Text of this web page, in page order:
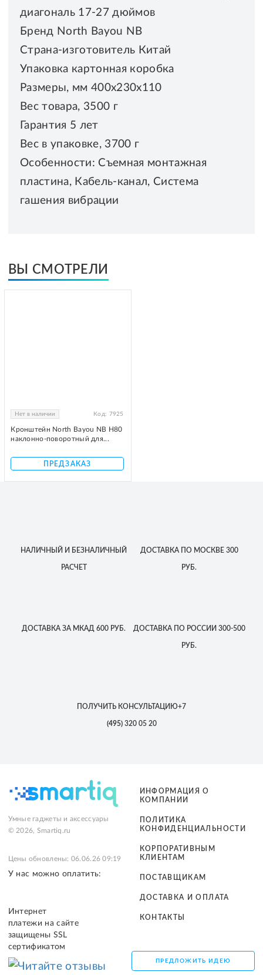
диагональ 17-27 дюймов
Бренд North Bayou NB
Страна-изготовитель Китай
Упаковка картонная коробка
Размеры, мм 400x230x110
Вес товара, 3500 г
Гарантия 5 лет
Вес в упаковке, 3700 г
Особенности: Cъемная монтажная
пластина, Кабель-канал, Система
гашения вибрации
ВЫ СМОТРЕЛИ
Нет в наличии Код: 7925
Кронштейн North Bayou NB H80
наклонно-поворотный для...
ПРЕДЗАКАЗ
НАЛИЧНЫЙ И БЕЗНАЛИЧНЫЙ
РАСЧЕТ
ДОСТАВКАПО МОСКВЕ 300
РУБ.
ДОСТАВКА ЗА МКАД 600 РУБ. ДОСТАВКАПО РОССИИ 300-500
РУБ.
ПОЛУЧИТЬ КОНСУЛЬТАЦИЮ+7
(495)320 05 20
Умные гаджеты и аксессуары
© 2026, Smartiq.ru
Цены обновлены: 06.06.26 09:19
У нас можно оплатить:
Интернет
платежи на сайте
защищены SSL
сертификатом
ИНФОРМАЦИЯ О
КОМПАНИИ
ПОЛИТИКА
КОНФИДЕНЦИАЛЬНОСТИ
КОРПОРАТИВНЫМ
КЛИЕНТАМ
ПОСТАВЩИКАМ
ДОСТАВКА И ОПЛАТА
КОНТАКТЫ
ПРЕДЛОЖИТЬ ИДЕЮ